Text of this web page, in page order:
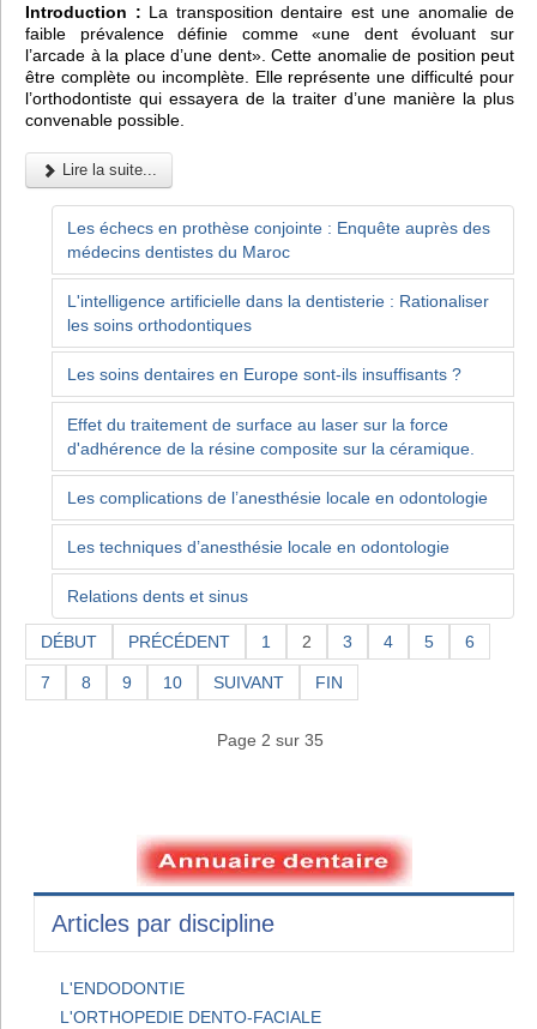
Introduction : La transposition dentaire est une anomalie de
faible prévalence définie comme «une dent évoluant sur
l’arcade à la place d’une dent». Cette anomalie de position peut
être complète ou incomplète. Elle représente une difficulté pour
l’orthodontiste qui essayera de la traiter d’une manière la plus
convenable possible.
Lire la suite...
Les échecs en prothèse conjointe : Enquête auprès des
médecins dentistes du Maroc
L'intelligence artificielle dans la dentisterie : Rationaliser
les soins orthodontiques
Les soins dentaires en Europe sont-ils insuffisants ?
Effet du traitement de surface au laser sur la force
d'adhérence de la résine composite sur la céramique.
Les complications de l’anesthésie locale en odontologie
Les techniques d’anesthésie locale en odontologie
Relations dents et sinus
DÉBUT PRÉCÉDENT 1 2 3 4 5 6
7 8 9 10 SUIVANT FIN
Page 2 sur 35
Articles par discipline
L'ENDODONTIE
L'ORTHOPEDIE DENTO-FACIALE